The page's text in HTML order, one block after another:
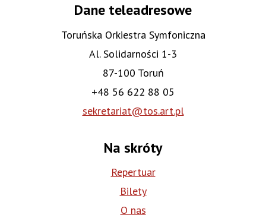
Dane teleadresowe
Toruńska Orkiestra Symfoniczna
Al. Solidarności 1-3
87-100 Toruń
+48 56 622 88 05
sekretariat@tos.art.pl
Na skróty
Repertuar
Bilety
O nas